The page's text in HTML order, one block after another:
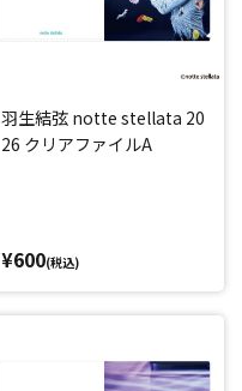
羽生結弦 notte stellata 20
26 クリアファイルA
¥600(税込)